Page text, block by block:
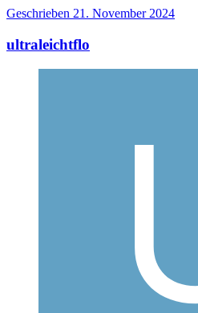
Geschrieben 21. November 2024
ultraleichtflo